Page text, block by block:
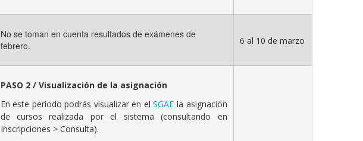
No se toman en cuenta resultados de exámenes de
febrero.
6 al 10 de marzo
PASO 2 / Visualización de la asignación
En este período podrás visualizar en elSGAE la asignación
de cursos realizada por el sistema (consultando en
Inscripciones > Consulta).